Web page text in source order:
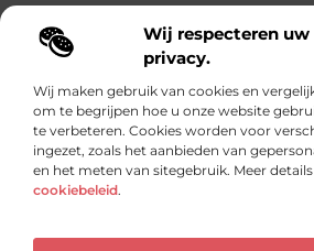
Wij respecteren uw
privacy.
Wij maken gebruik van cookies en
om te begrijpen hoe u onze website
te verbeteren. Cookies worden voor
ingezet, zoals het aanbieden van
en het meten van sitegebruik. Meer
cookiebeleid.
wat er speelt in de
Bericht categorie
Onze informatie